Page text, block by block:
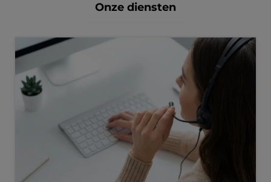
Onze diensten